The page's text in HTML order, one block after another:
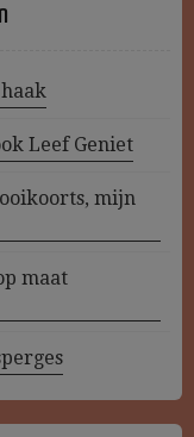
Leef Geniet
mijn
maat